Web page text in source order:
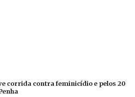
corrida contra feminicídio e pelos 20